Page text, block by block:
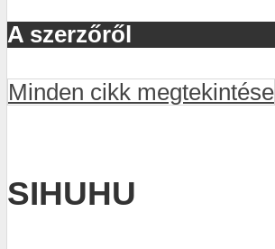
A szerzőről
Minden cikk megtekintése
SIHUHU